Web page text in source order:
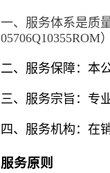
一、服务体系是质
05706Q10355ROM
二、服务保障：本
三、服务宗旨：专
四、服务机构：在
服务原则